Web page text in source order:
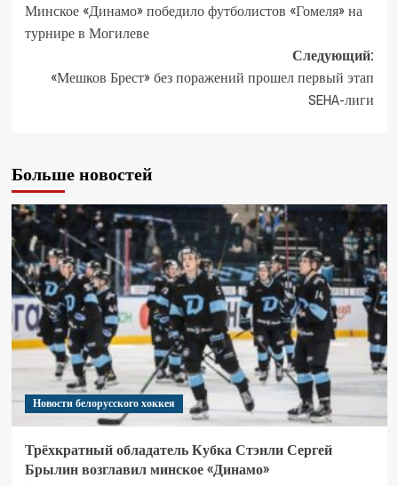
Минское «Динамо» победило футболистов «Гомеля» на
турнире в Могилеве
Следующий:
«Мешков Брест» без поражений прошел первый этап
SEHA-лиги
Больше новостей
Новости белорусского хоккея
Трёхкратный обладатель Кубка Стэнли Сергей
Брылин возглавил минское «Динамо»